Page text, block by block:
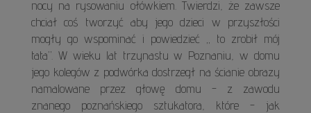
nocy na rysowaniu ołówkiem. Twierdzi, że zawsze
chciał coś tworzyć aby jego dzieci w przyszłości
mogły go wspominać i powiedzieć „ to zrobił mój
tata”. W wieku lat trzynastu w Poznaniu, w domu
jego kolegów z podwórka dostrzegł na ścianie obrazy
namalowane przez głowę domu - z zawodu
znanego poznańskiego sztukatora, które - jak